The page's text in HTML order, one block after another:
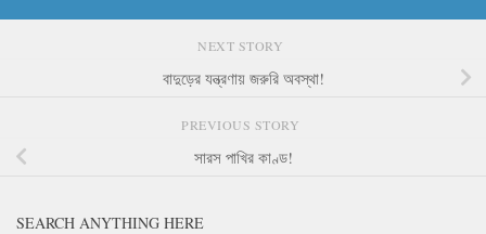
NEXT STORY
বাদুড়ের যন্ত্রণায় জরুরি অবস্থা!
PREVIOUS STORY
সারস পাখির কাণ্ড!
SEARCH ANYTHING HERE